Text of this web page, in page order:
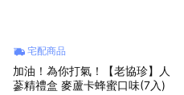
宅配商品
加油！為你打氣！【老協珍】人
蔘精禮盒 麥蘆卡蜂蜜口味(7入)